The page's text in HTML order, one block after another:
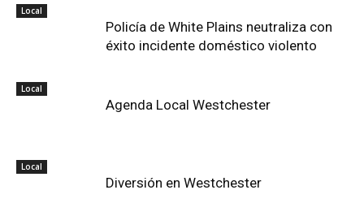
Local
Policía de White Plains neutraliza con
éxito incidente doméstico violento
Local
Agenda Local Westchester
Local
Diversión en Westchester